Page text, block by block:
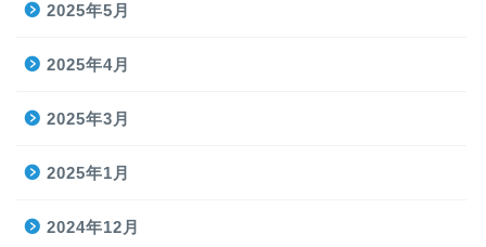
2025年5月
2025年4月
2025年3月
2025年1月
2024年12月